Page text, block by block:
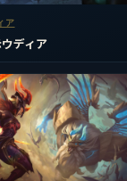
ア
ディア